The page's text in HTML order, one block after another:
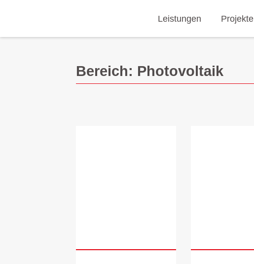
Leistungen Projekte
Bereich: Photovoltaik